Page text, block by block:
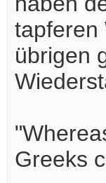
tapferen
übrigen
Greeks